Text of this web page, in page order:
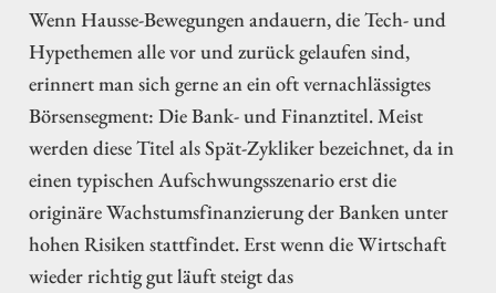
Wenn Hausse-Bewegungen andauern, die Tech- und
Hypethemen alle vor und zurück gelaufen sind,
erinnert man sich gerne an ein oft vernachlässigtes
Börsensegment: Die Bank- und Finanztitel. Meist
werden diese Titel als Spät-Zykliker bezeichnet, da in
einen typischen Aufschwungsszenario erst die
originäre Wachstumsfinanzierung der Banken unter
hohen Risiken stattfindet. Erst wenn die Wirtschaft
wieder richtig gut läuft steigt das